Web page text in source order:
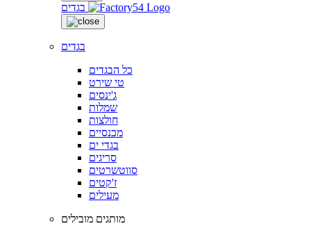
בגדים
בגדים
כל הבגדים
טי שירט
ג'ינסים
שמלות
חולצות
מכנסיים
בגדי ים
סריגים
סווטשרטים
ז'קטים
מעילים
מותגים מובילים